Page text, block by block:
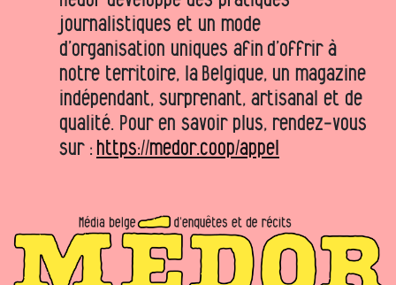
journalistiques et un mode
d’organisation uniques afin d’offrir à
notre territoire, la Belgique, un magazine
indépendant, surprenant, artisanal et de
qualité. Pour en savoir plus, rendez-vous
sur : https://medor.coop/appel